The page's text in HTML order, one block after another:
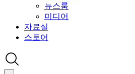
뉴스룸
미디어
자료실
스토어